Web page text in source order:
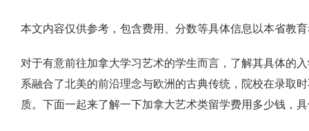
本文内容仅供参考，包含费用、分数等具体信息以本省教
对于有意前往加拿大学习艺术的学生而言，了解其具体的
系融合了北美的前沿理念与欧洲的古典传统，院校在录取
质。下面一起来了解一下加拿大艺术类留学费用多少钱，